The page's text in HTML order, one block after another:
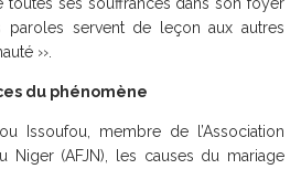
servent de leçon aux autres
››.
du phénomène
Issoufou, membre de l’Association
Niger (AFJN), les causes du mariage